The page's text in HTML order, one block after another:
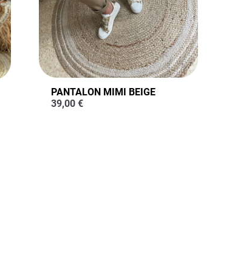
PANTALON MIMI BEIGE
39,00€